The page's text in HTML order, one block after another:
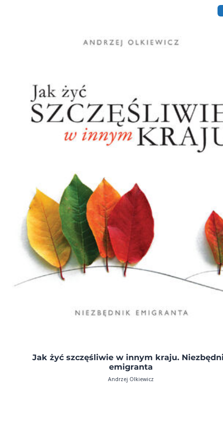
Jak żyć szczęśliwie w innym kraju.
emigranta
Andrzej Olkiewicz